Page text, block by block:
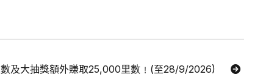
及大抽獎額外賺取25,000里數﹗(至28/9/2026)